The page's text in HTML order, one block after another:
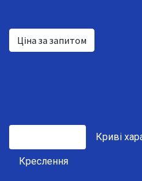
Ціна за запитом
Криві
Креслення